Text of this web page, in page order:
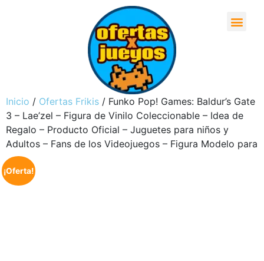
Inicio / Ofertas Frikis / Funko Pop! Games: Baldur’s Gate
3 – Lae’zel – Figura de Vinilo Coleccionable – Idea de
Regalo – Producto Oficial – Juguetes para niños y
Adultos – Fans de los Videojuegos – Figura Modelo para
¡Oferta!